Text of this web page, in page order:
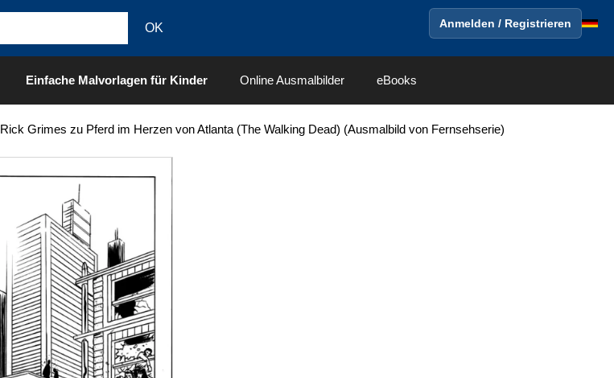
Anmelden / Registrieren
Einfache Malvorlagen für Kinder Online Ausmalbilder eBooks
Rick Grimes zu Pferd im Herzen von Atlanta (The Walking Dead) (Ausmalbild von Fernsehserie)